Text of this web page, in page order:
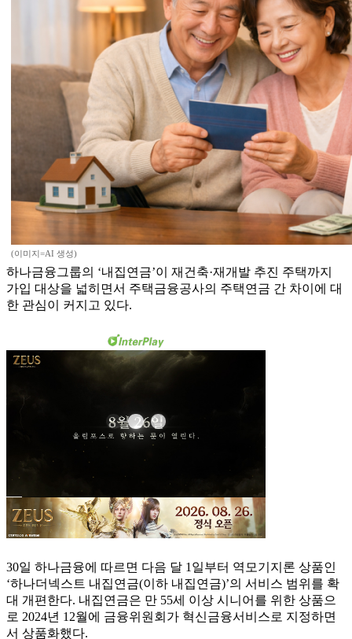
(이미지=AI 생성)
하나금융그룹의 ‘내집연금’이 재건축·재개발 추진 주택까지
가입 대상을 넓히면서 주택금융공사의 주택연금 간 차이에 대
한 관심이 커지고 있다.
30일 하나금융에 따르면 다음 달 1일부터 역모기지론 상품인
‘하나더넥스트 내집연금(이하 내집연금)’의 서비스 범위를 확
대 개편한다. 내집연금은 만 55세 이상 시니어를 위한 상품으
로 2024년 12월에 금융위원회가 혁신금융서비스로 지정하면
서 상품화했다.